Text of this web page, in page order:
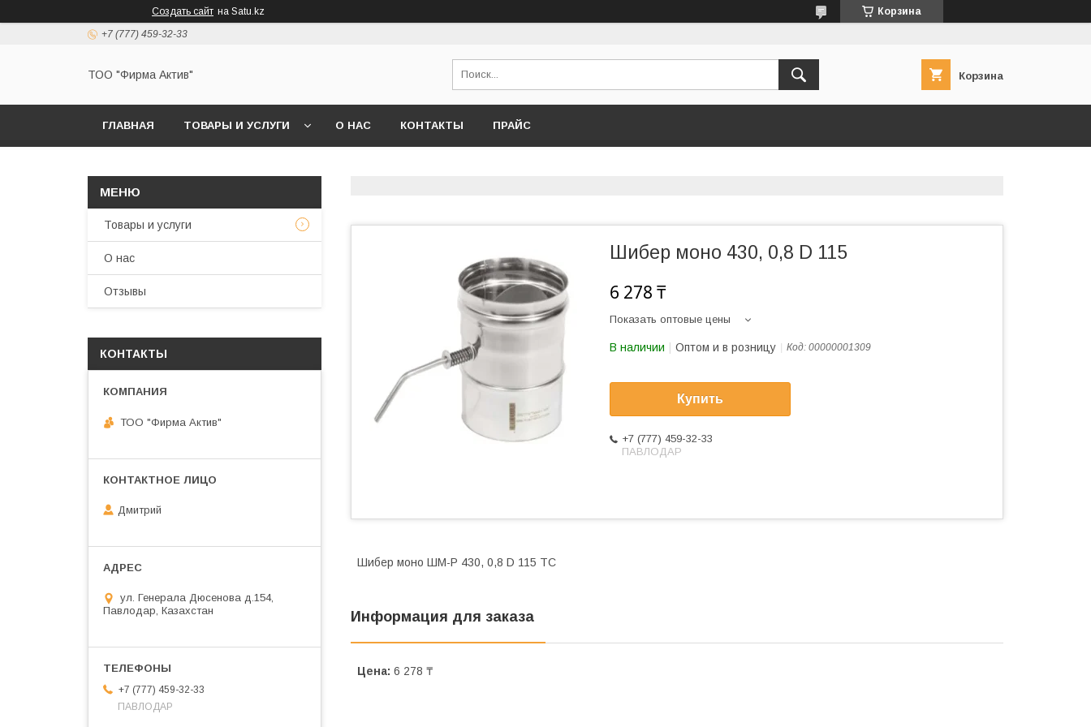
Создать сайт на Satu.kz Корзина
+7 (777) 459-32-33
ТОО "Фирма Актив" Корзина
ГЛАВНАЯ ТОВАРЫ И УСЛУГИ О НАС КОНТАКТЫ ПРАЙС
Шибер моно 430, 0,8 D 115
6 278 ₸
Показать оптовые цены
В наличии Оптом и в розницу Код: 00000001309
Купить
+7 (777) 459-32-33
ПАВЛОДАР
Шибер моно ШМ-Р 430, 0,8 D 115 ТС
Информация для заказа
Цена: 6 278 ₸
Товары и услуги
О нас
Отзывы
КОНТАКТЫ
ТОО "Фирма Актив"
Дмитрий
ул. Генерала Дюсенова д.154,
Павлодар, Казахстан
+7 (777) 459-32-33
ПАВЛОДАР